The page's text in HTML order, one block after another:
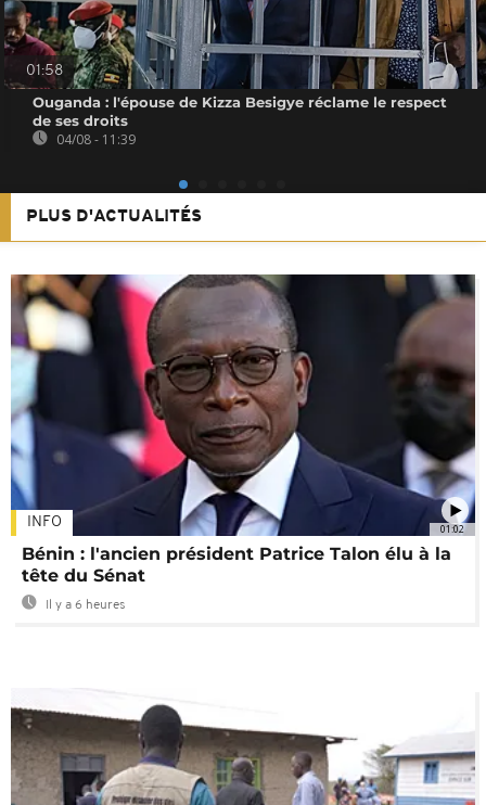
01:58
Ouganda : l'épouse de Kizza Besigye réclame le respect
de ses droits
04/08 - 11:39
PLUS D'ACTUALITÉS
01:02
INFO
Bénin : l'ancien président Patrice Talon élu à la
tête du Sénat
Il y a 6 heures